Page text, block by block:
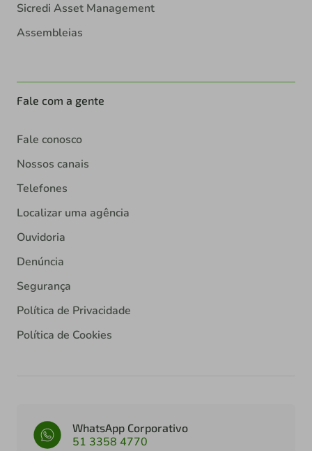
Sicredi Asset Management
Assembleias
Fale com a gente
Fale conosco
Nossos canais
Telefones
Localizar uma agência
Ouvidoria
Denúncia
Segurança
Política de Privacidade
Política de Cookies
WhatsApp Corporativo
51 3358 4770